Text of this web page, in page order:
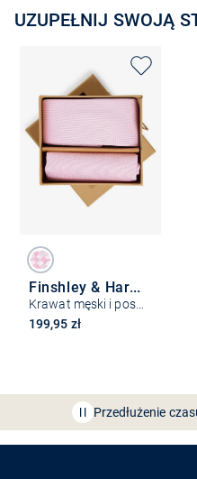
UZUPEŁNIJ SWOJĄ
Finshley & Harding London
Krawat męski i poszetka z jedwabiu
199,95 zł
Przedłużenie
Odkryj